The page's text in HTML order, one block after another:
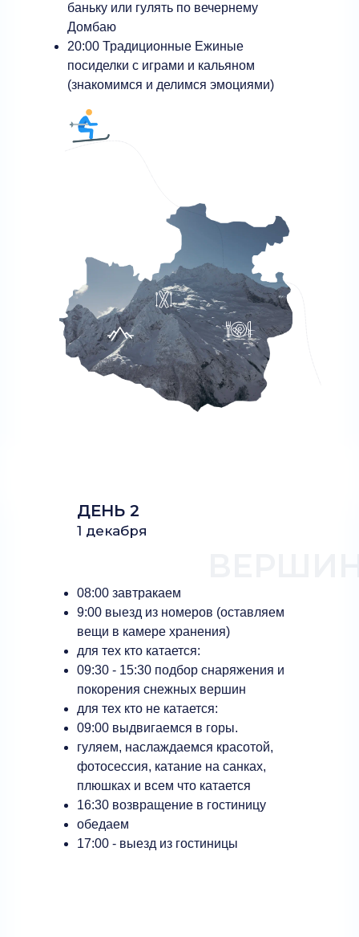
баньку или гулять по вечернему
Домбаю
20:00 Традиционные Ежиные
посиделки с играми и кальяном
(знакомимся и делимся эмоциями)
ДЕНЬ 2
08:00 завтракаем
9:00 выезд из номеров (оставляем
вещи в камере хранения)
для тех кто катается:
09:30 - 15:30 подбор снаряжения и
покорения снежных вершин
для тех кто не катается:
09:00 выдвигаемся в горы.
гуляем, наслаждаемся красотой,
фотосессия, катание на санках,
плюшках и всем что катается
16:30 возвращение в гостиницу
обедаем
17:00 - выезд из гостиницы
1 декабря